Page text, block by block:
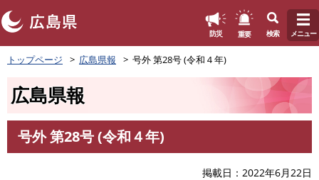
ペ
ー
頭
す
防災 重要 検索 メニュー
トップページ 広島県報 号外 第28号 (令和４年)
広島県報
文
号外 第28号 (令和４年)
掲載日 2022年6月22日